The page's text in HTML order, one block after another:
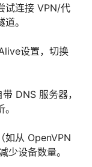
试连接 VPN/代
。
设置，切换
DNS 服务器，
如从 OpenVPN
少设备数量。